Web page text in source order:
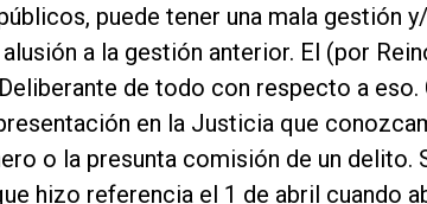
puede tener una mala gestión
a la gestión anterior. El (por
de todo con respecto a eso.
en la Justicia que
o la presunta comisión de un delito.
hizo referencia el 1 de abril cuando